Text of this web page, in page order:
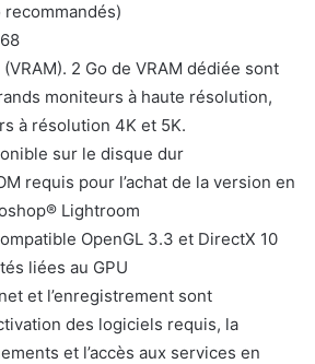
recommandés)
2 Go de VRAM dédiée sont
moniteurs à haute résolution,
à résolution 4K et 5K.
sur le disque dur
requis pour l’achat de la version en
Lightroom
OpenGL 3.3 et DirectX 10
liées au GPU
et l’enregistrement sont
des logiciels requis, la
et l’accès aux services en